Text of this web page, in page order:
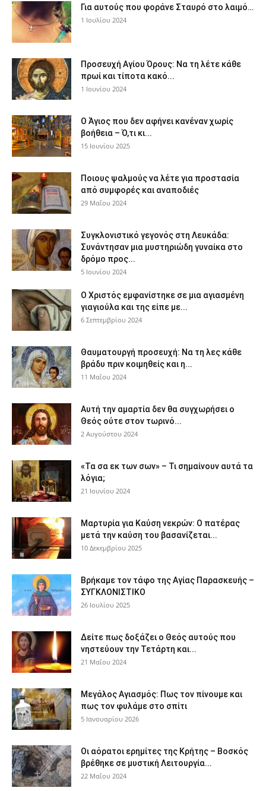
Για αυτούς που φοράνε Σταυρό στο λαιμό…
1 Ιουλίου 2024
Προσευχή Αγίου Όρους: Να τη λέτε κάθε
πρωί και τίποτα κακό...
1 Ιουνίου 2024
Ο Άγιος που δεν αφήνει κανέναν χωρίς
βοήθεια – Ό,τι κι...
15 Ιουνίου 2025
Ποιους ψαλμούς να λέτε για προστασία
από συμφορές και αναποδιές
29 Μαΐου 2024
Συγκλονιστικό γεγονός στη Λευκάδα:
Συνάντησαν μια μυστηριώδη γυναίκα στο
δρόμο προς...
5 Ιουνίου 2024
Ο Χριστός εμφανίστηκε σε μια αγιασμένη
γιαγιούλα και της είπε με...
6 Σεπτεμβρίου 2024
Θαυματουργή προσευχή: Να τη λες κάθε
βράδυ πριν κοιμηθείς και η...
11 Μαΐου 2024
Αυτή την αμαρτία δεν θα συγχωρήσει ο
Θεός ούτε στον τωρινό...
2 Αυγούστου 2024
«Τα σα εκ των σων» – Τι σημαίνουν αυτά τα
λόγια;
21 Ιουνίου 2024
Μαρτυρία για Καύση νεκρών: Ο πατέρας
μετά την καύση του βασανίζεται...
10 Δεκεμβρίου 2025
Βρήκαμε τον τάφο της Αγίας Παρασκευής –
ΣΥΓΚΛΟΝΙΣΤΙΚΟ
26 Ιουλίου 2025
Δείτε πως δοξάζει ο Θεός αυτούς που
νηστεύουν την Τετάρτη και...
21 Μαΐου 2024
Μεγάλος Αγιασμός: Πως τον πίνουμε και
πως τον φυλάμε στο σπίτι
5 Ιανουαρίου 2026
Οι αόρατοι ερημίτες της Κρήτης – Βοσκός
βρέθηκε σε μυστική Λειτουργία...
22 Μαΐου 2024